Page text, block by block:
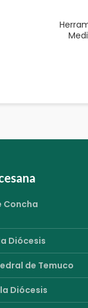
Concha
Diócesis
de Temuco
Diócesis